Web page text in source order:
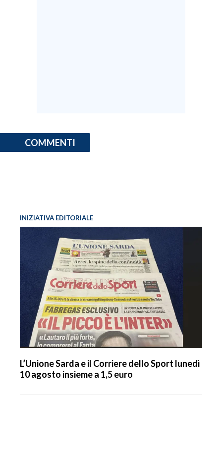
COMMENTI
INIZIATIVA EDITORIALE
L’Unione Sarda e il Corriere dello Sport lunedì
10 agosto insieme a 1,5 euro